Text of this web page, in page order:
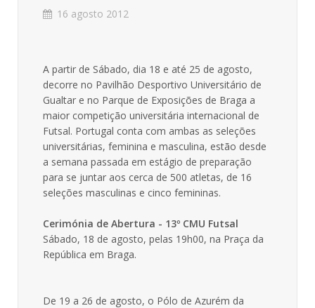
16 agosto 2012
A partir de Sábado, dia 18 e até 25 de agosto,
decorre no Pavilhão Desportivo Universitário de
Gualtar e no Parque de Exposições de Braga a
maior competição universitária internacional de
Futsal. Portugal conta com ambas as seleções
universitárias, feminina e masculina, estão desde
a semana passada em estágio de preparação
para se juntar aos cerca de 500 atletas, de 16
seleções masculinas e cinco femininas.
Cerimónia de Abertura - 13º CMU Futsal
Sábado, 18 de agosto, pelas 19h00, na Praça da
República em Braga.
De 19 a 26 de agosto, o Pólo de Azurém da